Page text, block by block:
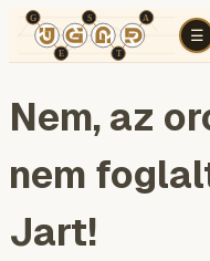
☰
Nem, az
nem
Jart!